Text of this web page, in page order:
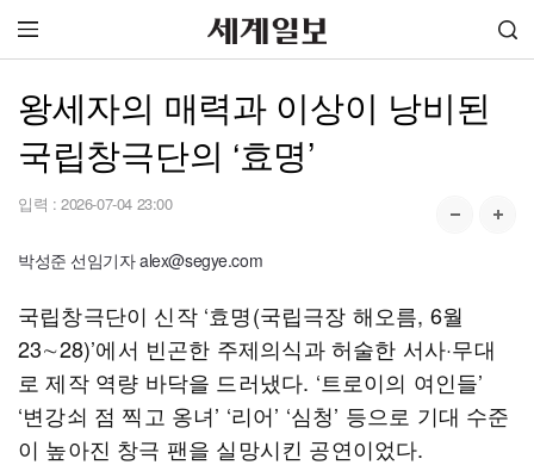
왕세자의 매력과 이상이 낭비된
국립창극단의 ‘효명’
입력 : 2026-07-04 23:00
박성준 선임기자 alex@segye.com
국립창극단이 신작 ‘효명(국립극장 해오름, 6월
23∼28)’에서 빈곤한 주제의식과 허술한 서사·무대
로 제작 역량 바닥을 드러냈다. ‘트로이의 여인들’
‘변강쇠 점 찍고 옹녀’ ‘리어’ ‘심청’ 등으로 기대 수준
이 높아진 창극 팬을 실망시킨 공연이었다.